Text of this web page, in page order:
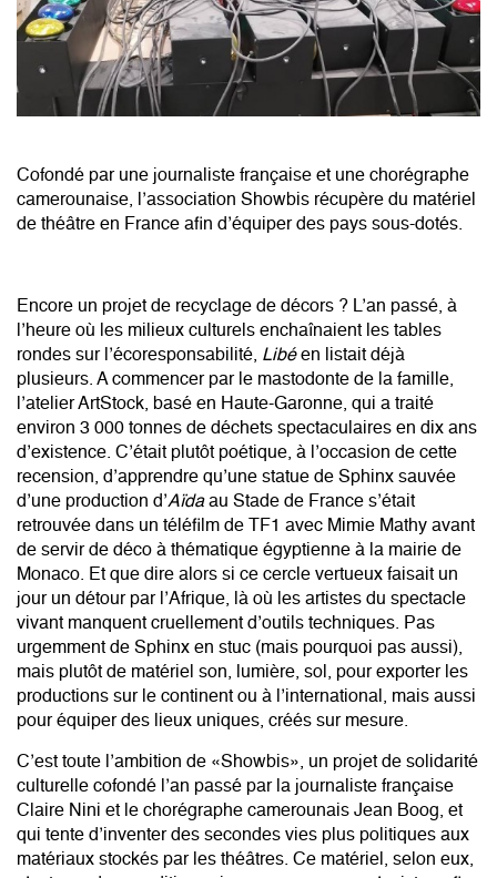
Cofondé par une journaliste française et une chorégraphe
camerounaise, l’association Showbis récupère du matériel
de théâtre en France afin d’équiper des pays sous-dotés.
Encore un projet de recyclage de décors ? L’an passé, à
l’heure où les milieux culturels enchaînaient les tables
rondes sur l’écoresponsabilité, Libéen listait déjà
plusieurs. A commencer par le mastodonte de la famille,
l’atelier ArtStock, basé en Haute-Garonne, qui a traité
environ 3 000 tonnes de déchets spectaculaires en dix ans
d’existence. C’était plutôt poétique, à l’occasion de cette
recension, d’apprendre qu’une statue de Sphinx sauvée
d’une production d’Aïdaau Stade de France s’était
retrouvée dans un téléfilm de TF1 avec Mimie Mathy avant
de servir de déco à thématique égyptienne à la mairie de
Monaco. Et que dire alors si ce cercle vertueux faisait un
jour un détour par l’Afrique, là où les artistes du spectacle
vivant manquent cruellement d’outils techniques. Pas
urgemment de Sphinx en stuc (mais pourquoi pas aussi),
mais plutôt de matériel son, lumière, sol, pour exporter les
productions sur le continent ou à l’international, mais aussi
pour équiper des lieux uniques, créés sur mesure.
C’est toute l’ambition de «Showbis», un projet de solidarité
culturelle cofondé l’an passé par la journaliste française
Claire Nini et le chorégraphe camerounais Jean Boog, et
qui tente d’inventer des secondes vies plus politiques aux
matériaux stockés par les théâtres. Ce matériel, selon eux,